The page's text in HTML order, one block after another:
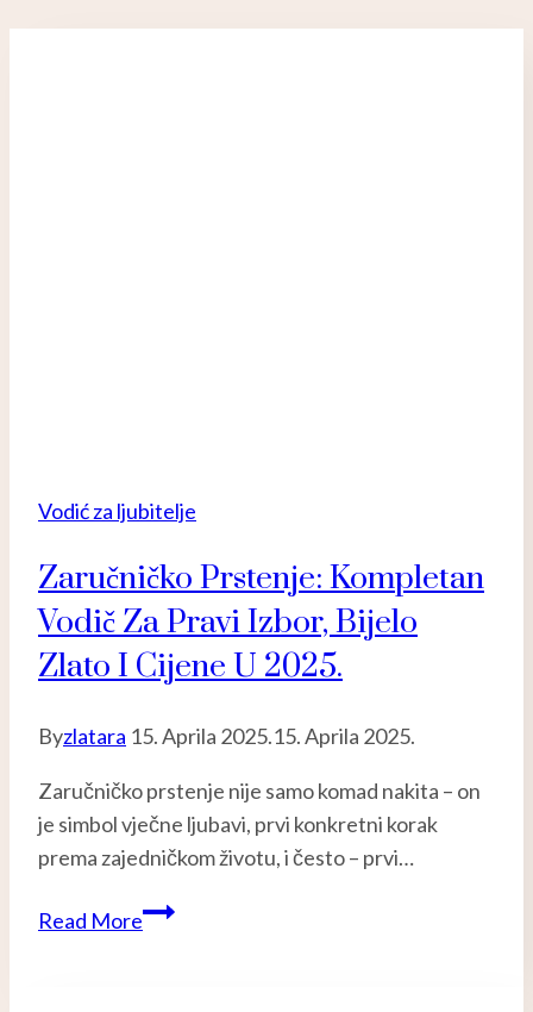
Vodić za ljubitelje
Zaručničko Prstenje: Kompletan
Vodič Za Pravi Izbor, Bijelo
Zlato I Cijene U 2025.
Byzlatara 15. Aprila 2025.15. Aprila 2025.
Zaručničko prstenje nije samo komad nakita – on
je simbol vječne ljubavi, prvi konkretni korak
prema zajedničkom životu, i često – prvi…
Read MoreZaručničko